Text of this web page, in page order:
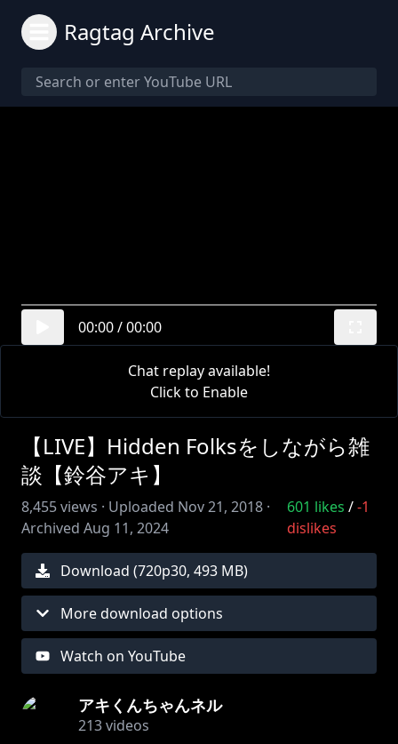
Ragtag Archive
00:00/00:00
Chat replay available!
Click to Enable
【LIVE】Hidden Folksをしながら雑
談【鈴谷アキ】
8,455views · Uploaded Nov 21, 2018 ·
Archived Aug 11, 2024
601 likes / -1
dislikes
Download (720p30, 493 MB)
More download options
Watch on YouTube
アキくんちゃんネル
213videos